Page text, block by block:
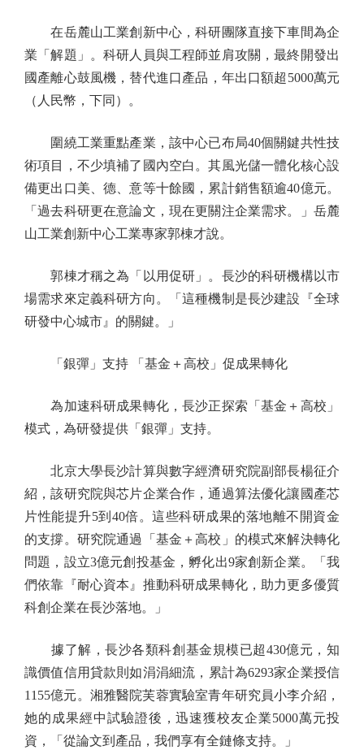
在岳麓山工業創新中心，科研團隊直接下車間為企
業「解題」。科研人員與工程師並肩攻關，最終開發出
國產離心鼓風機，替代進口產品，年出口額超5000萬元
（人民幣，下同）。
圍繞工業重點產業，該中心已布局40個關鍵共性技
術項目，不少填補了國內空白。其風光儲一體化核心設
備更出口美、德、意等十餘國，累計銷售額逾40億元。
「過去科研更在意論文，現在更關注企業需求。」岳麓
山工業創新中心工業專家郭棟才說。
郭棟才稱之為「以用促研」。長沙的科研機構以市
場需求來定義科研方向。「這種機制是長沙建設『全球
研發中心城市』的關鍵。」
「銀彈」支持 「基金＋高校」促成果轉化
為加速科研成果轉化，長沙正探索「基金＋高校」
模式，為研發提供「銀彈」支持。
北京大學長沙計算與數字經濟研究院副部長楊征介
紹，該研究院與芯片企業合作，通過算法優化讓國產芯
片性能提升5到40倍。這些科研成果的落地離不開資金
的支撐。研究院通過「基金＋高校」的模式來解決轉化
問題，設立3億元創投基金，孵化出9家創新企業。「我
們依靠『耐心資本』推動科研成果轉化，助力更多優質
科創企業在長沙落地。」
據了解，長沙各類科創基金規模已超430億元，知
識價值信用貸款則如涓涓細流，累計為6293家企業授信
1155億元。湘雅醫院芙蓉實驗室青年研究員小李介紹，
她的成果經中試驗證後，迅速獲校友企業5000萬元投
資，「從論文到產品，我們享有全鏈條支持。」